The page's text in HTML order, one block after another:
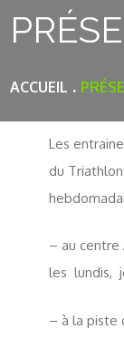
ACCUEIL
Les
du
– au centre
les lundis,
– à la piste